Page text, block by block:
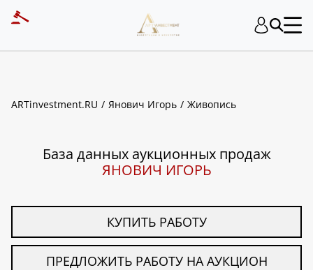
ARTinvestment.RU Янович Игорь Живопись
База данных аукционных продаж
ЯНОВИЧ ИГОРЬ
КУПИТЬ РАБОТУ
ПРЕДЛОЖИТЬ РАБОТУ НА АУКЦИОН